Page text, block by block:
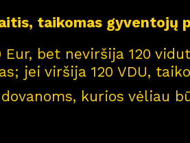
taikomas gyventojų
bet neviršija 120
jei viršija 120 VDU,
kurios vėliau